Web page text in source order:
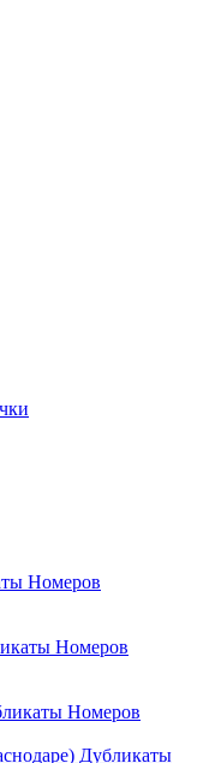
Номеров
Номеров
Номеров
Дубликаты